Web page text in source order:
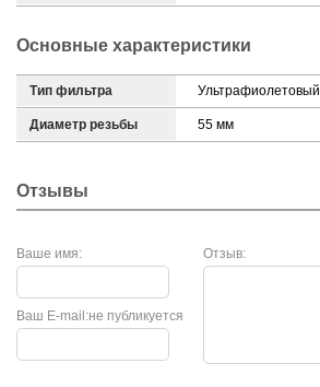
Основные характеристики
Тип фильтра Ультрафиолетовый
Диаметр резьбы 55 мм
Отзывы
Ваше имя: Отзыв:
не публикуется
Ваш E-mail: